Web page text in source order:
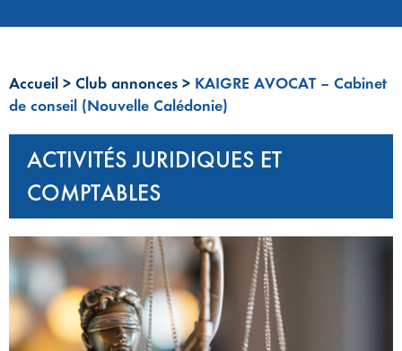
Accueil > Club annonces > KAIGRE AVOCAT – Cabinet
de conseil (Nouvelle Calédonie)
ACTIVITÉS JURIDIQUES ET
COMPTABLES